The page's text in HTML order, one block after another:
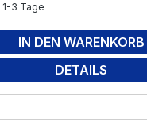
1-3 Tage
IN DEN WARENKORB
DETAILS